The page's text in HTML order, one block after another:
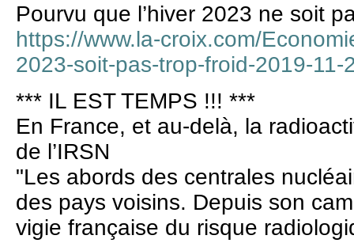
Pourvu que l’hiver 2023 ne soit
https://www.la-croix.com/
2023-soit-pas-trop-froid-2019-11-
*** IL EST TEMPS !!! ***
En France, et au-delà, la
de l’IRSN
"Les abords des centrales
des pays voisins. Depuis son
vigie française du risque